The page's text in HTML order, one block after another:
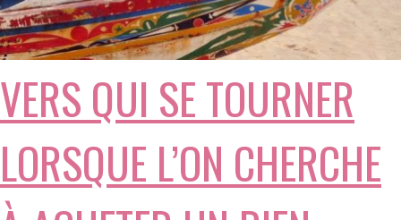
VERS QUI SE TOURNER
LORSQUE L’ON CHERCHE